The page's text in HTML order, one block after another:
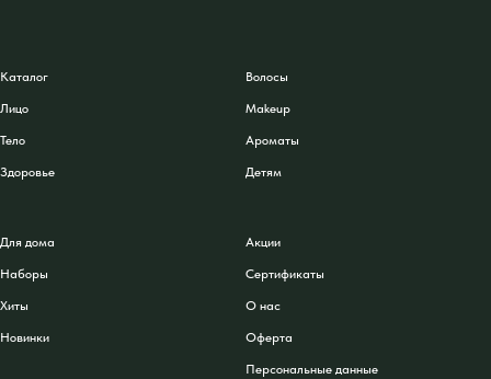
Каталог
Лицо
Тело
Здоровье
Волосы
Makeup
Ароматы
Детям
Для дома
Наборы
Хиты
Новинки
Акции
Сертификаты
О нас
Оферта
Персональные данные